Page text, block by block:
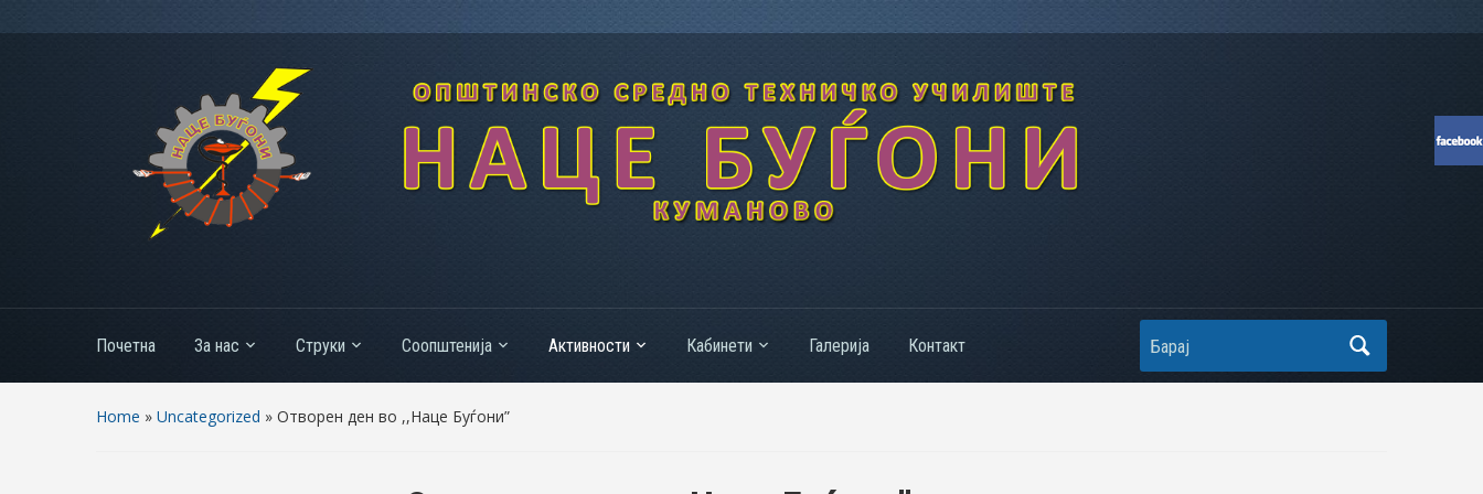
Почетна За нас Струки Соопштенија Активности Кабинети Галерија Контакт Search
Home » Uncategorized » Отворен ден во ,,Наце Буѓони”